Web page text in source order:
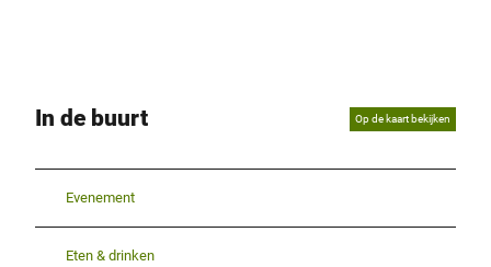
In de buurt Op de kaart bekijken
Evenement
Eten & drinken